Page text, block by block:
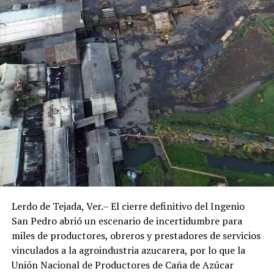
Lerdo de Tejada, Ver.– El cierre definitivo del Ingenio
San Pedro abrió un escenario de incertidumbre para
miles de productores, obreros y prestadores de servicios
vinculados a la agroindustria azucarera, por lo que la
Unión Nacional de Productores de Caña de Azúcar